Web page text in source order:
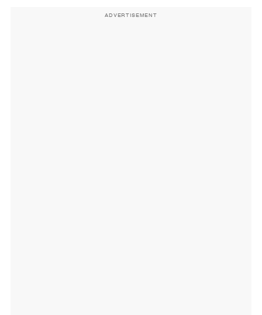
ADVERTISEMENT